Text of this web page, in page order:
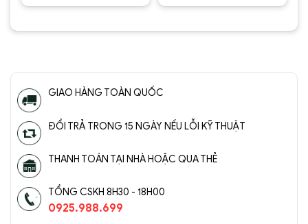
1.050.000 ₫.
Được
5.005
950.000
Được
5.005
₫.
GIAO HÀNG TOÀN QUỐC
ĐỔI TRẢ TRONG 15 NGÀY NẾU LỖI KỸ THUẬT
THANH TOÁN TẠI NHÀ HOẶC QUA THẺ
TỔNG CSKH 8H30 - 18H00
0925.988.699